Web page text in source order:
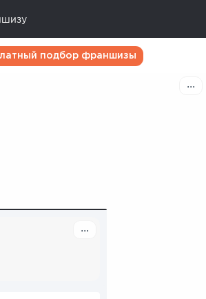
подбор франшизы